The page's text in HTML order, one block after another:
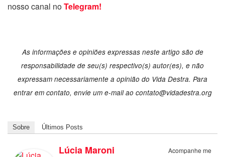
nosso canal noTelegram!
As informações e opiniões expressas neste artigo são de
responsabilidade de seu(s) respectivo(s) autor(es), e não
expressam necessariamente a opinião do Vida Destra. Para
entrar em contato, envie um e-mail ao contato@vidadestra.org
Sobre Últimos Posts
Acompanhe me
Lúcia Maroni